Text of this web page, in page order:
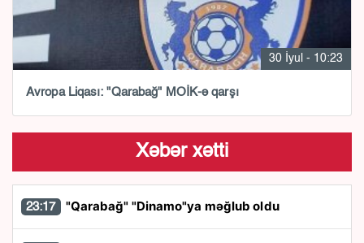
30 İyul - 10:23
Avropa Liqası: "Qarabağ" MOİK-ə qarşı
Xəbər xətti
23:17 "Qarabağ" "Dinamo"ya məğlub oldu